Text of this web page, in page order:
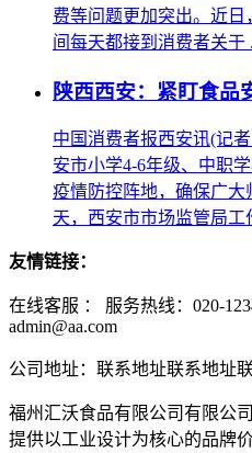
费等问题更加突出。近
间每天都接到消费者关于
陕西西安：紧盯食品
中国消费者报西安讯(记
安市小学4-6年级、中职
疫情防控阵地，确保广大
天，西安市市场监管局
友情链接：
在线客服 ：
服务热线：020-
admin@aa.com
公司地址：联系地址联系地址
福州汇沃食品有限公司有限公
提供以工业设计为核心的品牌